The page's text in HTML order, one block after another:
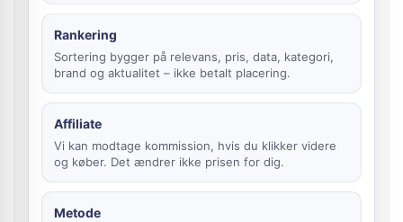
Rankering
Sortering bygger på relevans, pris, data, kategori,
brand og aktualitet – ikke betalt placering.
Affiliate
Vi kan modtage kommission, hvis du klikker videre
og køber. Det ændrer ikke prisen for dig.
Metode